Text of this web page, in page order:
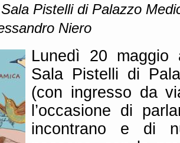
Pistelli di Palazzo
Niero
Lunedì 20 maggio
Sala Pistelli di
(con ingresso da
l’occasione di
incontrano e di